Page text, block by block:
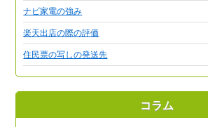
ナビ家電の強み
楽天出店の際の評価
住民票の写しの発送先
コラム